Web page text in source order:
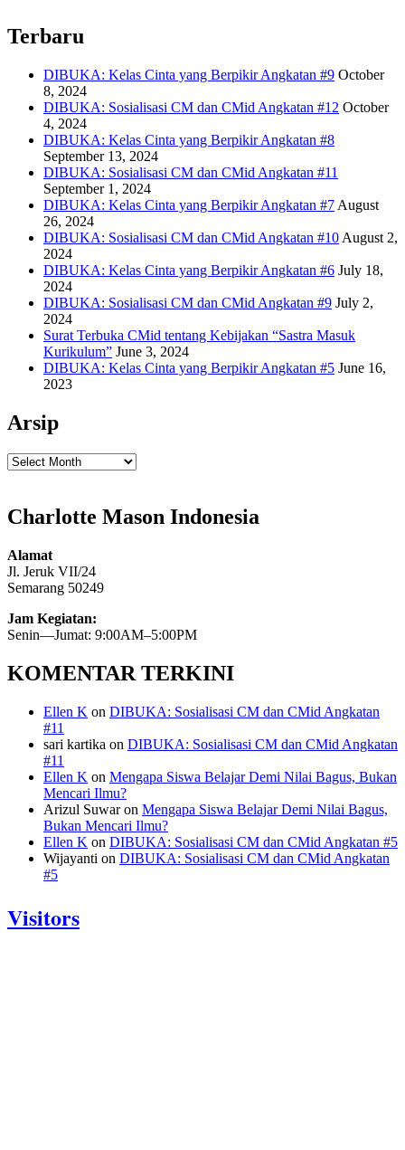
Terbaru
DIBUKA: Kelas Cinta yang Berpikir Angkatan #9 October
8, 2024
DIBUKA: Sosialisasi CM dan CMid Angkatan #12 October
4, 2024
DIBUKA: Kelas Cinta yang Berpikir Angkatan #8
September 13, 2024
DIBUKA: Sosialisasi CM dan CMid Angkatan #11
September 1, 2024
DIBUKA: Kelas Cinta yang Berpikir Angkatan #7 August
26, 2024
DIBUKA: Sosialisasi CM dan CMid Angkatan #10 August 2,
2024
DIBUKA: Kelas Cinta yang Berpikir Angkatan #6 July 18,
2024
DIBUKA: Sosialisasi CM dan CMid Angkatan #9 July 2,
2024
Surat Terbuka CMid tentang Kebijakan “Sastra Masuk
Kurikulum” June 3, 2024
DIBUKA: Kelas Cinta yang Berpikir Angkatan #5 June 16,
2023
Arsip
Arsip
Charlotte Mason Indonesia
Alamat
Jl. Jeruk VII/24
Semarang 50249
Jam Kegiatan:
Senin—Jumat: 9:00AM–5:00PM
KOMENTAR TERKINI
Ellen K on DIBUKA: Sosialisasi CM dan CMid Angkatan
#11
sari kartika on DIBUKA: Sosialisasi CM dan CMid Angkatan
#11
Ellen K on Mengapa Siswa Belajar Demi Nilai Bagus, Bukan
Mencari Ilmu?
Arizul Suwaron Mengapa Siswa Belajar Demi Nilai Bagus,
Bukan Mencari Ilmu?
Ellen K on DIBUKA: Sosialisasi CM dan CMid Angkatan #5
Wijayanti on DIBUKA: Sosialisasi CM dan CMid Angkatan
#5
Visitors